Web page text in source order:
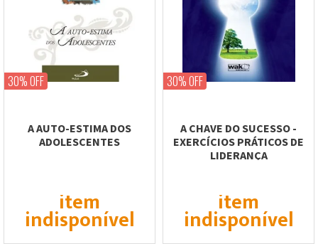
30% OFF
A AUTO-ESTIMA DOS
ADOLESCENTES
item
indisponível
30% OFF
A CHAVE DO SUCESSO -
EXERCÍCIOS PRÁTICOS DE
LIDERANÇA
item
indisponível